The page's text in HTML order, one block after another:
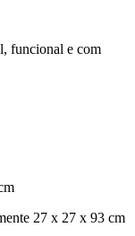
funcional e com
27 x 27 x 93 cm